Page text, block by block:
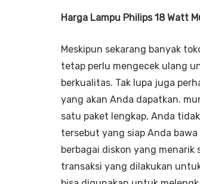
Harga Lampu Philips 18 Watt
Meskipun sekarang banyak
tetap perlu mengecek ulang
berkualitas. Tak lupa juga
yang akan Anda dapatkan.
satu paket lengkap, Anda
tersebut yang siap Anda
berbagai diskon yang
transaksi yang dilakukan